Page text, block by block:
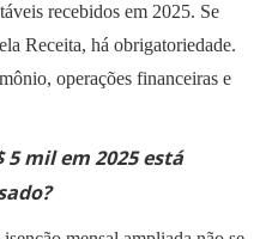
recebidos em 2025. Se
Receita, há obrigatoriedade.
operações financeiras e
5 mil em 2025 está